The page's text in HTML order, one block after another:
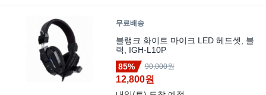
무료배송
블랭크 화이트 마이크 LED 헤드셋, 블
랙, IGH-L10P
85%
90,000원
12,800원